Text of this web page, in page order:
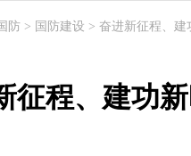
防 > 国防建设 > 奋进新征程、建
征程、建功